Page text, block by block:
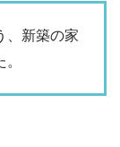
、新築の家